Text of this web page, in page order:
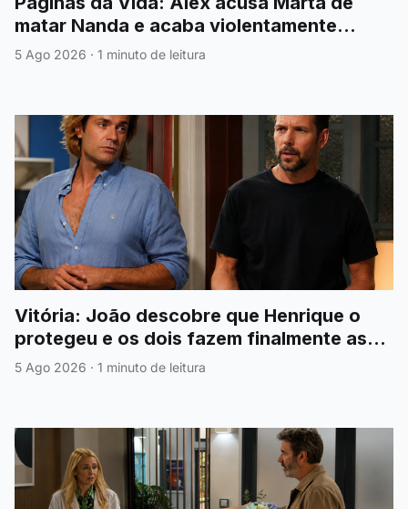
matar Nanda e acaba violentamente
agredido
5 Ago 2026 · 1 minuto de leitura
Vitória: João descobre que Henrique o
protegeu e os dois fazem finalmente as
pazes
5 Ago 2026 · 1 minuto de leitura